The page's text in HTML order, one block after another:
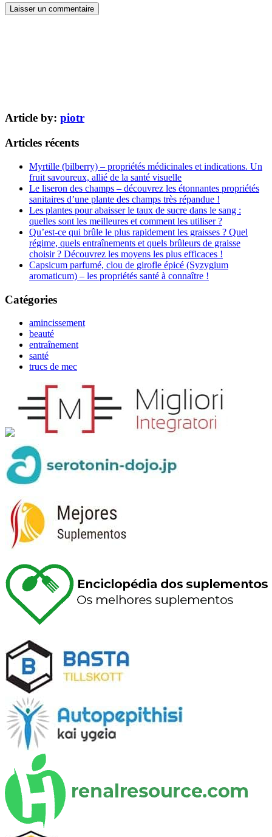
Article by: piotr
Articles récents
Myrtille (bilberry) – propriétés médicinales et indications. Un
fruit savoureux, allié de la santé visuelle
Le liseron des champs – découvrez les étonnantes propriétés
sanitaires d’une plante des champs très répandue !
Les plantes pour abaisser le taux de sucre dans le sang :
quelles sont les meilleures et comment les utiliser ?
Qu’est-ce qui brûle le plus rapidement les graisses ? Quel
régime, quels entraînements et quels brûleurs de graisse
choisir ? Découvrez les moyens les plus efficaces !
Capsicum parfumé, clou de girofle épicé (Syzygium
aromaticum) – les propriétés santé à connaître !
Catégories
amincissement
beauté
entraînement
santé
trucs de mec